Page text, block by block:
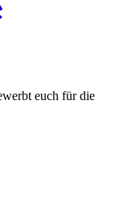
euch für die